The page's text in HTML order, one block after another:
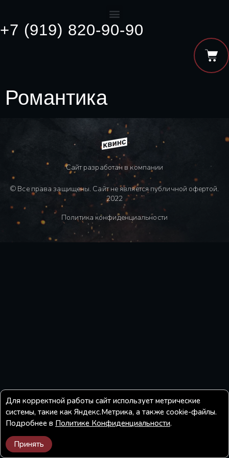
+7 (919) 820-90-90
Романтика
Сайт разработан в компании
© Все права защищены. Сайт не является публичной офертой.
2022
Политика конфиденциальности
Для корректной работы сайт использует метрические
системы, такие как Яндекс.Метрика, а также cookie-файлы.
Подробнее в Политике Конфиденциальности.
Принять